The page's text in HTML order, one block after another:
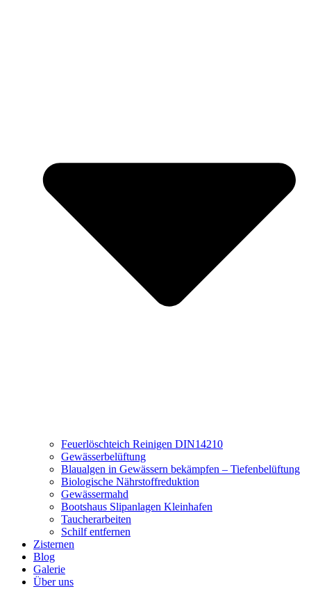
Feuerlöschteich Reinigen DIN14210
Gewässerbelüftung
Blaualgen in Gewässern bekämpfen – Tiefenbelüftung
Biologische Nährstoffreduktion
Gewässermahd
Bootshaus Slipanlagen Kleinhafen
Taucherarbeiten
Schilf entfernen
Zisternen
Blog
Galerie
Über uns